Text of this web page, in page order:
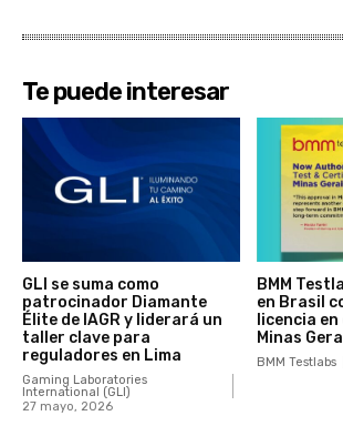
Te puede interesar
GLI se suma como
patrocinador Diamante
Élite de IAGR y liderará un
taller clave para
reguladores en Lima
Gaming Laboratories
International (GLI)
27 mayo, 2026
BMM
en Brasil
licencia
Minas
BMM Testlabs